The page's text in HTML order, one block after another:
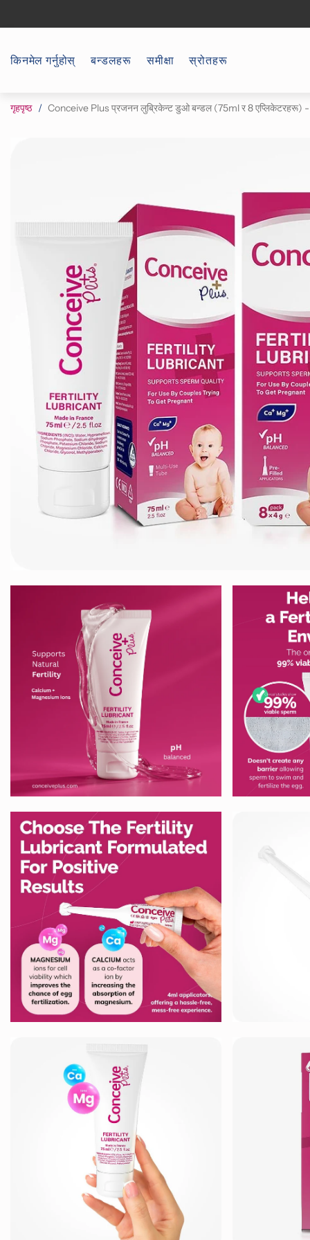
किनमेल गर्नुहोस् बन्डलहरू समीक्षा स्रोतहरू
गृहपृष्ठ Conceive Plus प्रजनन लुब्रिकेन्ट डुओ बन्डल (75ml र 8 एप्लिकेटरहरू) -